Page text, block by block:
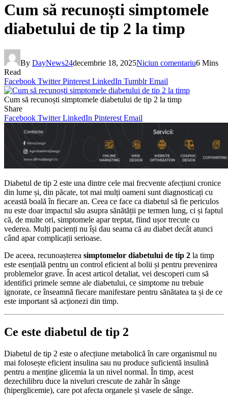
Cum să recunoști simptomele
diabetului de tip 2 la timp
By DayNews24decembrie 18, 2025Niciun comentariu6 Mins
Read
Facebook Twitter Pinterest LinkedIn Tumblr Email
Cum să recunoști simptomele diabetului de tip 2 la timp
Share
Facebook Twitter LinkedIn Pinterest Email
Diabetul de tip 2 este una dintre cele mai frecvente afecțiuni cronice
din lume și, din păcate, tot mai mulți oameni sunt diagnosticați cu
această boală în fiecare an. Ceea ce face ca diabetul să fie periculos
nu este doar impactul său asupra sănătății pe termen lung, ci și faptul
că, de multe ori, simptomele apar treptat, fiind ușor trecute cu
vederea. Mulți pacienți nu își dau seama că au diabet decât atunci
când apar complicații serioase.
De aceea, recunoașterea simptomelor diabetului de tip 2 la timp
este esențială pentru un control eficient al bolii și pentru prevenirea
problemelor grave. În acest articol detaliat, vei descoperi cum să
identifici primele semne ale diabetului, ce simptome nu trebuie
ignorate, ce înseamnă fiecare manifestare pentru sănătatea ta și de ce
este important să acționezi din timp.
Ce este diabetul de tip 2
Diabetul de tip 2 este o afecțiune metabolică în care organismul nu
mai folosește eficient insulina sau nu produce suficientă insulină
pentru a menține glicemia la un nivel normal. În timp, acest
dezechilibru duce la niveluri crescute de zahăr în sânge
(hiperglicemie), care pot afecta organele și vasele de sânge.